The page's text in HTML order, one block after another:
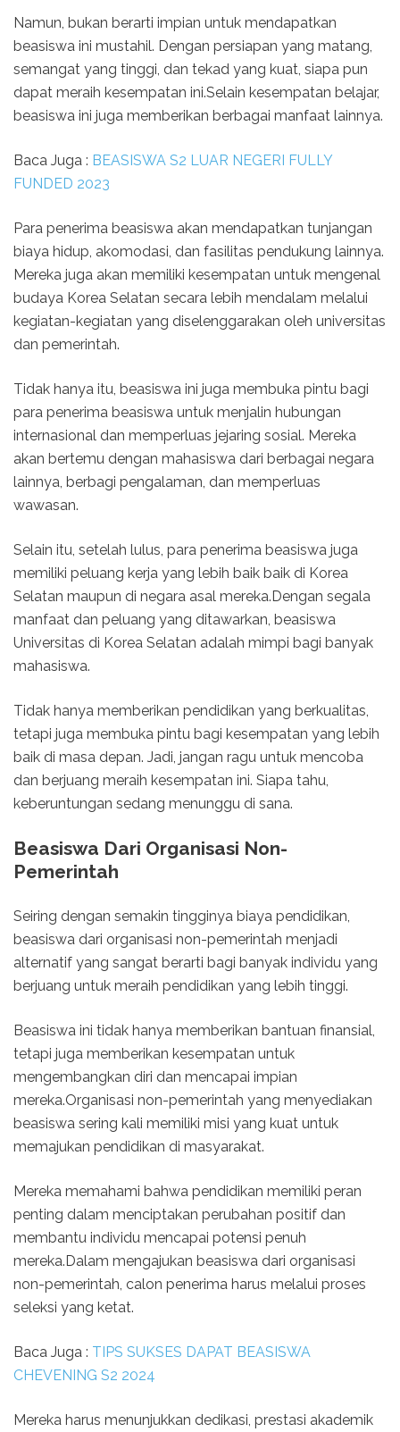
Namun, bukan berarti impian untuk mendapatkan
beasiswa ini mustahil. Dengan persiapan yang matang,
semangat yang tinggi, dan tekad yang kuat, siapa pun
dapat meraih kesempatan ini.Selain kesempatan belajar,
beasiswa ini juga memberikan berbagai manfaat lainnya.
Baca Juga : BEASISWA S2 LUAR NEGERI FULLY
FUNDED 2023
Para penerima beasiswa akan mendapatkan tunjangan
biaya hidup, akomodasi, dan fasilitas pendukung lainnya.
Mereka juga akan memiliki kesempatan untuk mengenal
budaya Korea Selatan secara lebih mendalam melalui
kegiatan-kegiatan yang diselenggarakan oleh universitas
dan pemerintah.
Tidak hanya itu, beasiswa ini juga membuka pintu bagi
para penerima beasiswa untuk menjalin hubungan
internasional dan memperluas jejaring sosial. Mereka
akan bertemu dengan mahasiswa dari berbagai negara
lainnya, berbagi pengalaman, dan memperluas
wawasan.
Selain itu, setelah lulus, para penerima beasiswa juga
memiliki peluang kerja yang lebih baik baik di Korea
Selatan maupun di negara asal mereka.Dengan segala
manfaat dan peluang yang ditawarkan, beasiswa
Universitas di Korea Selatan adalah mimpi bagi banyak
mahasiswa.
Tidak hanya memberikan pendidikan yang berkualitas,
tetapi juga membuka pintu bagi kesempatan yang lebih
baik di masa depan. Jadi, jangan ragu untuk mencoba
dan berjuang meraih kesempatan ini. Siapa tahu,
keberuntungan sedang menunggu di sana.
Beasiswa Dari Organisasi Non-
Pemerintah
Seiring dengan semakin tingginya biaya pendidikan,
beasiswa dari organisasi non-pemerintah menjadi
alternatif yang sangat berarti bagi banyak individu yang
berjuang untuk meraih pendidikan yang lebih tinggi.
Beasiswa ini tidak hanya memberikan bantuan finansial,
tetapi juga memberikan kesempatan untuk
mengembangkan diri dan mencapai impian
mereka.Organisasi non-pemerintah yang menyediakan
beasiswa sering kali memiliki misi yang kuat untuk
memajukan pendidikan di masyarakat.
Mereka memahami bahwa pendidikan memiliki peran
penting dalam menciptakan perubahan positif dan
membantu individu mencapai potensi penuh
mereka.Dalam mengajukan beasiswa dari organisasi
non-pemerintah, calon penerima harus melalui proses
seleksi yang ketat.
Baca Juga : TIPS SUKSES DAPAT BEASISWA
CHEVENING S2 2024
Mereka harus menunjukkan dedikasi, prestasi akademik